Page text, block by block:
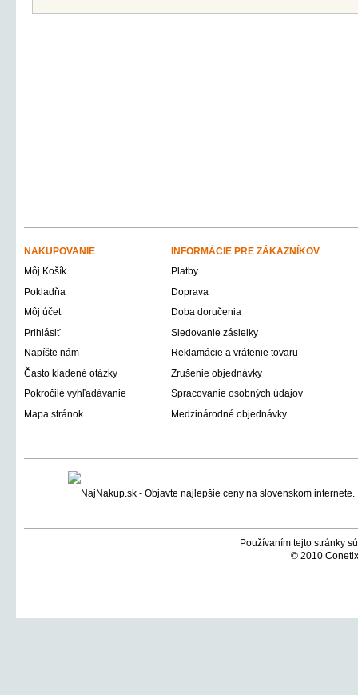
NAKUPOVANIE
INFORMÁCIE PRE ZÁKAZNÍKOV
Môj Košík
Platby
Pokladňa
Doprava
Môj účet
Doba doručenia
Prihlásiť
Sledovanie zásielky
Napíšte nám
Reklamácie a vrátenie tovaru
Často kladené otázky
Zrušenie objednávky
Pokročilé vyhľadávanie
Spracovanie osobných údajov
Mapa stránok
Medzinárodné objednávky
Používaním tejto stránky
© 2010